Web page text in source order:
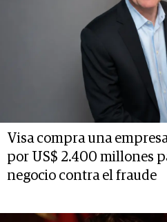
Visa compra una
por US$ 2.400 millones
negocio contra el fraude